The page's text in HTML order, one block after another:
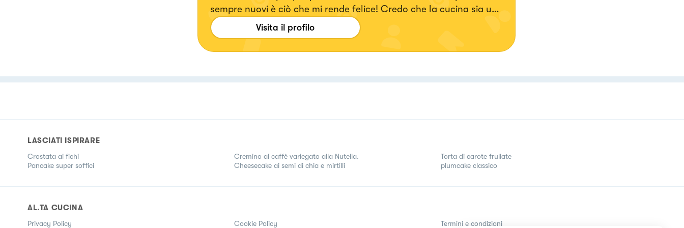
sempre nuovi è ciò che mi rende felice! Credo che la cucina sia una
delle espressioni artistiche più densa di amore che esista💖
https://www.instagram.com/dianacor14/
Visita il profilo
LASCIATI ISPIRARE
Crostata ai fichi
Pancake super soffici
Cremino al caffè variegato alla Nutella.
Cheesecake ai semi di chia e mirtilli
Torta di carote frullate
plumcake classico
AL.TA CUCINA
Privacy Policy Cookie Policy Termini e condizioni